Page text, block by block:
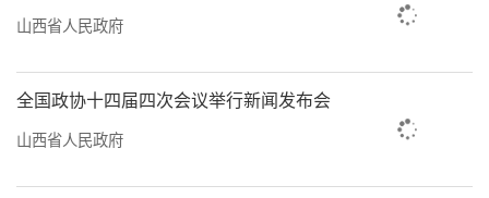
山西省人民政府
全国政协十四届四次会议举行新闻发布会
山西省人民政府